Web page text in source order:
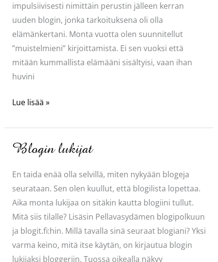
impulsiivisesti nimittäin perustin jälleen kerran
uuden blogin, jonka tarkoituksena oli olla
elämänkertani. Monta vuotta olen suunnitellut
”muistelmieni” kirjoittamista. Ei sen vuoksi että
mitään kummallista elämääni sisältyisi, vaan ihan
huvini
Toisaalta
toisaalta
Lue lisää »
Blogin lukijat
En taida enää olla selvillä, miten nykyään blogeja
seurataan. Sen olen kuullut, että blogilista lopettaa.
Aika monta lukijaa on sitäkin kautta blogiini tullut.
Mitä siis tilalle? Lisäsin Pellavasydämen blogipolkuun
ja blogit.fi:hin. Millä tavalla sinä seuraat blogiani? Yksi
varma keino, mitä itse käytän, on kirjautua blogin
lukijaksi bloggeriin. Tuossa oikealla näkyy